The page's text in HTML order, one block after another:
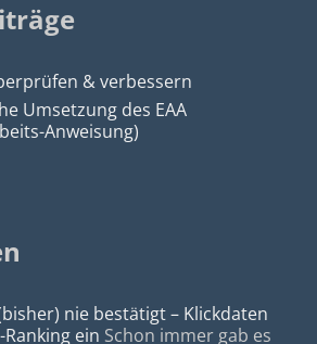
& verbessern
Umsetzung des EAA
Anweisung)
nie bestätigt – Klickdaten
ein Schon immer gab es